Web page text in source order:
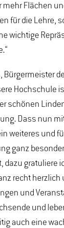
mehr Flächen
für die Lehre,
wichtige
Bürgermeister
Hochschule
schönen
Dass nun
weiteres und
ganz
dazu gratuliere
recht
und
und
auch eine